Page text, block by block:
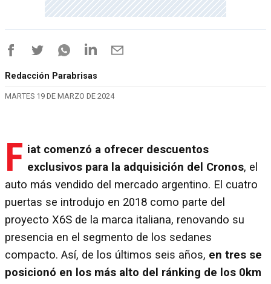
Redacción Parabrisas
MARTES 19 DE MARZO DE 2024
F iat comenzó a ofrecer descuentos
exclusivos para la adquisición del Cronos, el
auto más vendido del mercado argentino. El cuatro
puertas se introdujo en 2018 como parte del
proyecto X6S de la marca italiana, renovando su
presencia en el segmento de los sedanes
compacto. Así, de los últimos seis años, en tres se
posicionó en los más alto del ránking de los 0km